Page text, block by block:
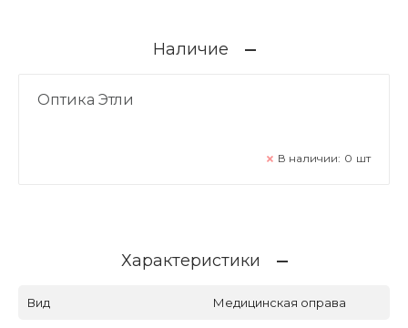
Наличие
Оптика Этли
В наличии: 0 шт
Характеристики
Вид Медицинская оправа